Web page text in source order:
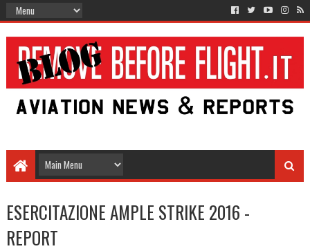
ESERCITAZIONE AMPLE STRIKE 2016 -
REPORT